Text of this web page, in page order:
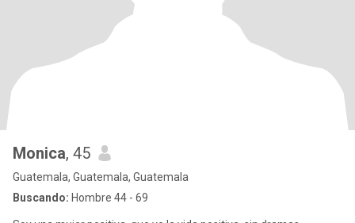
Monica, 45
Guatemala, Guatemala, Guatemala
Buscando: Hombre 44 - 69